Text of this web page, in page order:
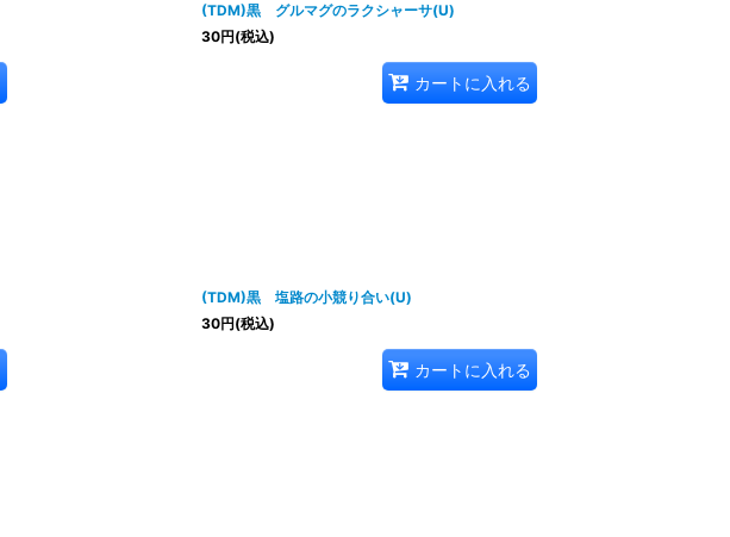
(TDM)黒 グルマグのラクシャーサ(U)
30円(税込)
カートに入れる
(TDM)黒 塩路の小競り合い(U)
30円(税込)
カートに入れる